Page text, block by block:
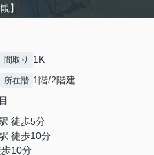
】
間取り 1K
所在階 1階/2階建
徒歩5分
徒歩10分
歩10分